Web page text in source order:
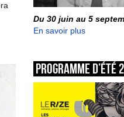
Du 30 juin au 5
En savoir plus
Programme d’été